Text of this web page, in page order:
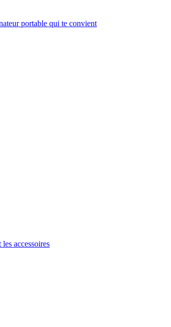
portable qui te convient
accessoires